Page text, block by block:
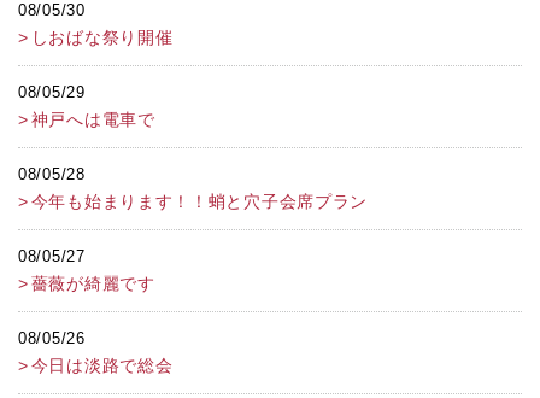
08/05/30
しおばな祭り開催
08/05/29
神戸へは電車で
08/05/28
今年も始まります！！蛸と穴子会席プラン
08/05/27
薔薇が綺麗です
08/05/26
今日は淡路で総会